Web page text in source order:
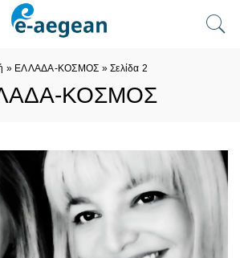
» ΕΛΛΑΔΑ-ΚΟΣΜΟΣ »Σελίδα 2
ΚΟΣΜΟΣ